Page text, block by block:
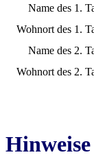
Name des 1.
Wohnort des 1.
Name des 2.
Wohnort des 2.